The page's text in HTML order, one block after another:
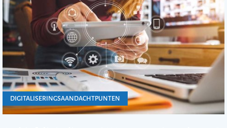
DIGITALISERINGSAANDACHTPUNTEN